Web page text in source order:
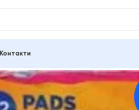
Контакти